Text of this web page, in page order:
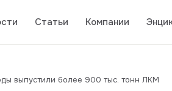
Статьи Компании
выпустили более 900 тыс. тонн ЛКМ